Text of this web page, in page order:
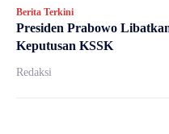
Berita Terkini
Presiden Prabowo
Keputusan KSSK
Redaksi